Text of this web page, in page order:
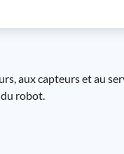
aux capteurs et au
robot.